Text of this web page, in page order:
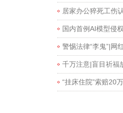
居家办公猝死工伤
国内首例AI模型侵
警惕法律“李鬼”|网
千万注意|盲目祈福
“挂床住院”索赔20